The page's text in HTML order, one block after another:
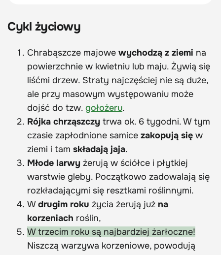
Cykl życiowy
Chrabąszcze majowe wychodzą z ziemi na
powierzchnie w kwietniu lub maju. Żywią się
liśćmi drzew. Straty najczęściej nie są duże,
ale przy masowym występowaniu może
dojść do tzw. gołożeru.
Rójka chrząszczy trwa ok. 6 tygodni. W tym
czasie zapłodnione samice zakopują się w
ziemi i tam składają jaja.
Młode larwy żerują w ściółce i płytkiej
warstwie gleby. Początkowo zadowalają się
rozkładającymi się resztkami roślinnymi.
Wdrugim roku życia żerują już na
korzeniach roślin,
W trzecim roku są najbardziej żarłoczne!
Niszczą warzywa korzeniowe, powodują